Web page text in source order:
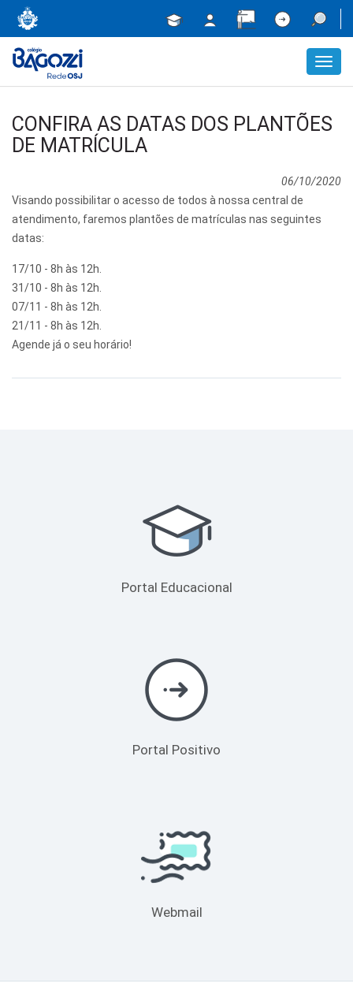
CONFIRA AS DATAS DOS PLANTÕES
DE MATRÍCULA
06/10/2020
Visando possibilitar o acesso de todos à nossa central de
atendimento, faremos plantões de matrículas nas seguintes
datas:
17/10 - 8h às 12h.
31/10 - 8h às 12h.
07/11 - 8h às 12h.
21/11 - 8h às 12h.
Agende já o seu horário!
Portal Educacional
Portal Positivo
Webmail